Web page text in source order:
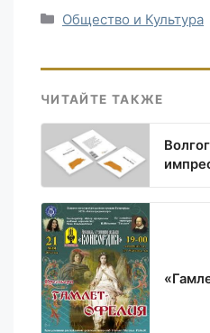
Рубрики
Общество и Культура
ЧИТАЙТЕ ТАКЖЕ